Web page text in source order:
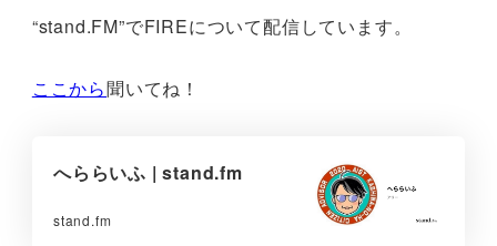
“stand.FM”でFIREについて配信しています。
ここから聞いてね！
へららいふ | stand.fm
stand.fm